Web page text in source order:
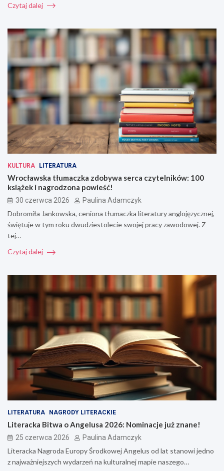
Czytaj dalej
KULTURA LITERATURA
Wrocławska tłumaczka zdobywa serca czytelników: 100
książek i nagrodzona powieść!
30 czerwca 2026 Paulina Adamczyk
Dobromiła Jankowska, ceniona tłumaczka literatury anglojęzycznej,
świętuje w tym roku dwudziestolecie swojej pracy zawodowej. Z
tej…
Czytaj dalej
LITERATURA NAGRODY LITERACKIE
Literacka Bitwa o Angelusa 2026: Nominacje już znane!
25 czerwca 2026 Paulina Adamczyk
Literacka Nagroda Europy Środkowej Angelus od lat stanowi jedno
z najważniejszych wydarzeń na kulturalnej mapie naszego…